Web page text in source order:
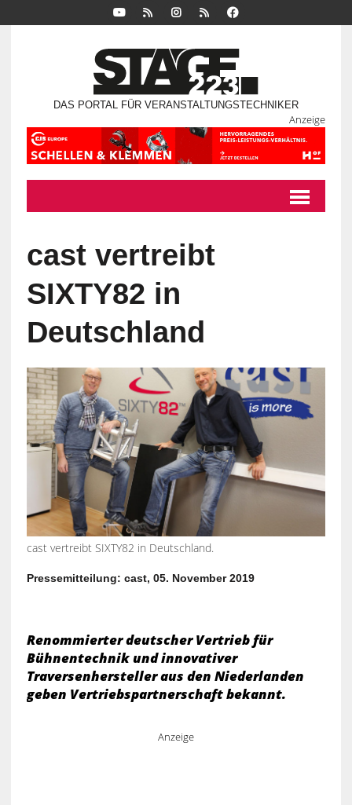
DAS PORTAL FÜR VERANSTALTUNGSTECHNIKER
Anzeige
cast vertreibt
SIXTY82 in
Deutschland
cast vertreibt SIXTY82 in Deutschland.
Pressemitteilung: cast, 05. November 2019
Renommierter deutscher Vertrieb für
Bühnentechnik und innovativer
Traversenhersteller aus den Niederlanden
geben Vertriebspartnerschaft bekannt.
Anzeige